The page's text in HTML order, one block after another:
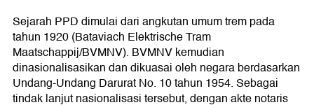
Sejarah PPD dimulai dari angkutan umum trem pada
tahun 1920 (Bataviach Elektrische Tram
Maatschappij/BVMNV). BVMNV kemudian
dinasionalisasikan dan dikuasai oleh negara berdasarkan
Undang-Undang Darurat No. 10 tahun 1954. Sebagai
tindak lanjut nasionalisasi tersebut, dengan akte notaris